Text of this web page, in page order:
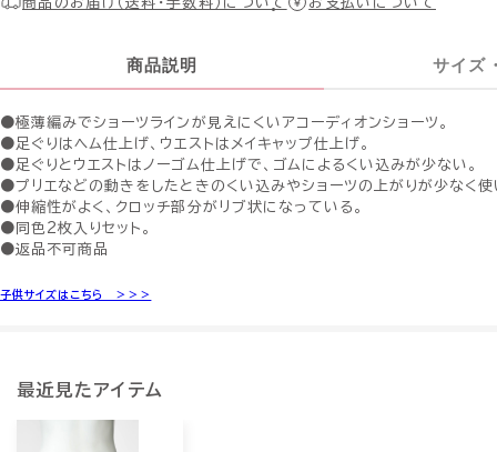
商品説明 サイズ
●極薄編みでショーツラインが見えにくいアコーディオンショーツ。
●足ぐりはヘム仕上げ、ウエストはメイキャップ仕上げ。
●足ぐりとウエストはノーゴム仕上げで、ゴムによるくい込みが少ない。
●プリエなどの動きをしたときのくい込みやショーツの上がりが少なく使
●伸縮性がよく、クロッチ部分がリブ状になっている。
●同色2枚入りセット。
●返品不可商品
子供サイズはこちら ＞＞＞
最近見たアイテム